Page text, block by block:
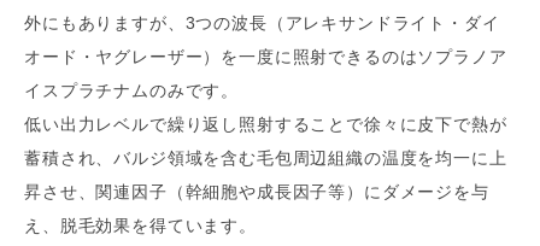
外にもありますが、3つの波長（アレキサンドライト・ダイ
オード・ヤグレーザー）を一度に照射できるのはソプラノア
イスプラチナムのみです。
低い出力レベルで繰り返し照射することで徐々に皮下で熱が
蓄積され、バルジ領域を含む毛包周辺組織の温度を均一に上
昇させ、関連因子（幹細胞や成長因子等）にダメージを与
え、脱毛効果を得ています。